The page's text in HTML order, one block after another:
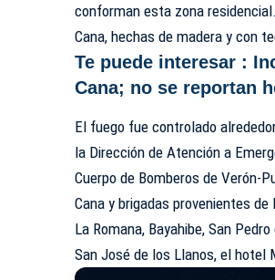
conforman esta zona
Cana, hechas de madera y con
Te puede interesar :
Cana; no se reportan
El fuego fue controlado
la Dirección de Atención a
Cuerpo de Bomberos de Verón-
Cana y brigadas provenientes
La Romana, Bayahibe, San
San José de los Llanos, el hotel